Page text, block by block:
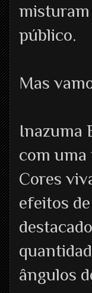
público.
Mas
Inazuma
com uma
Cores
efeitos
ângulos